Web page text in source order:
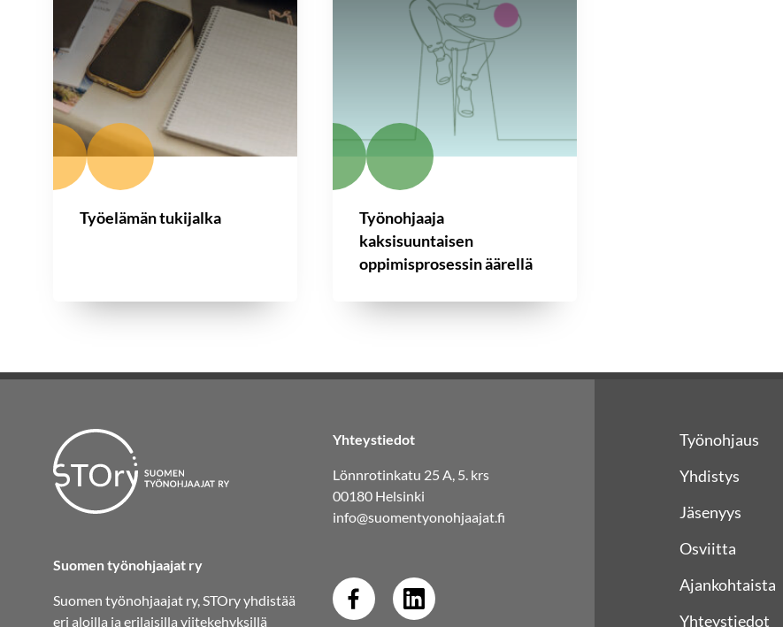
Työelämän tukijalka
Työnohjaaja
kaksisuuntaisen
oppimisprosessin äärellä
Suomen työnohjaajat ry
Suomen työnohjaajat ry, STOry yhdistää
eri aloilla ja erilaisilla viitekehyksillä
Yhteystiedot
Lönnrotinkatu 25 A, 5. krs
00180 Helsinki
info@suomentyonohjaajat.fi
Työnohjaus
Yhdistys
Jäsenyys
Osviitta
Ajankohtaista
Yhteystiedot